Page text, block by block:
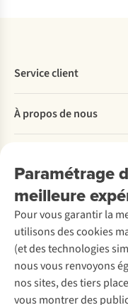
Paramétrage
meilleure
Pour vous garantir la
utilisons des cookies
(et des technologies
nous vous renvoyons
nos sites, des tiers
vous montrer des
Service client
Commander
Payer
Retourner
Rétractation d'une
Entretien & réparations
Garantie
Contactez-nous
À propos de nous
Entreprise responsable
À propos d’Ayacucho
Nos magasins
À propos d’A.S.Adventure
Déclaration d'accessibilité
Location / Location sports
Seconde-main
Entretien de ski
Service de lavage
Entretien de chaussures
Réparation de chaussures
Réparation de vêtements
Découvrez
A.S.Magazine
Explore Camp
Expertise & conseils
Abonnez-vous à la